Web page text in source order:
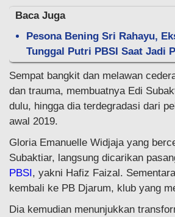
Baca Juga
Pesona Bening Sri Rahayu,
Tunggal Putri PBSI Saat Jadi
Sempat bangkit dan melawan
dan trauma, membuatnya Edi
dulu, hingga dia terdegradasi dari
awal 2019.
Gloria Emanuelle Widjaja yang
Subaktiar, langsung dicarikan
PBSI, yakni Hafiz Faizal.
kembali ke PB Djarum, klub yang
Dia kemudian menunjukkan